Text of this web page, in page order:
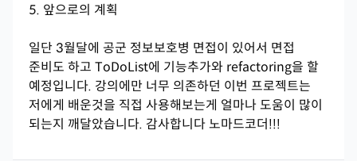
5. 앞으로의 계획
일단 3월달에 공군 정보보호병 면접이 있어서 면접
준비도 하고 ToDoList에 기능추가와 refactoring을 할
예정입니다. 강의에만 너무 의존하던 이번 프로젝트는
저에게 배운것을 직접 사용해보는게 얼마나 도움이 많이
되는지 깨달았습니다. 감사합니다 노마드코더!!!